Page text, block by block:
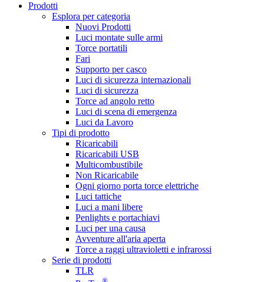
Prodotti
Esplora per categoria
Nuovi Prodotti
Luci montate sulle armi
Torce portatili
Fari
Supporto per casco
Luci di sicurezza internazionali
Luci di sicurezza
Torce ad angolo retto
Luci di scena di emergenza
Luci da Lavoro
Tipi di prodotto
Ricaricabili
Ricaricabili USB
Multicombustibile
Non Ricaricabile
Ogni giorno porta torce elettriche
Luci tattiche
Luci a mani libere
Penlights e portachiavi
Luci per una causa
Avventure all'aria aperta
Torce a raggi ultravioletti e infrarossi
Serie di prodotti
TLR